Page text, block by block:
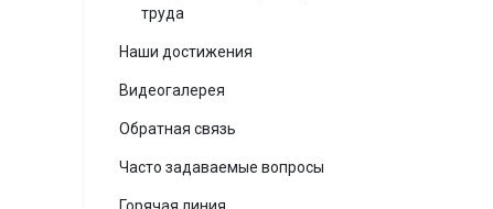
труда
Наши достижения
Видеогалерея
Обратная связь
Часто задаваемые вопросы